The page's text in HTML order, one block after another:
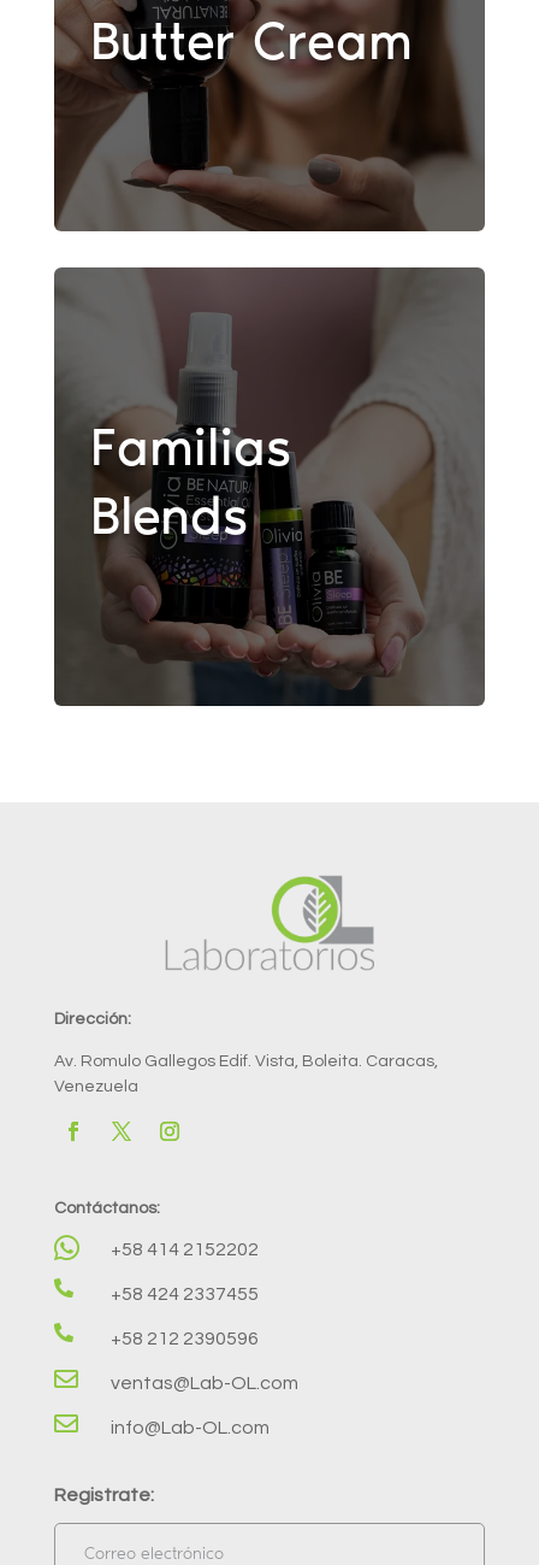
Butter Cream
Familias
Blends
Dirección:
Av. Romulo Gallegos Edif. Vista, Boleita. Caracas,
Venezuela
Contáctanos:

+58 414 2152202

+58 424 2337455

+58 212 2390596
 ventas@Lab-OL.com
 info@Lab-OL.com
Registrate: